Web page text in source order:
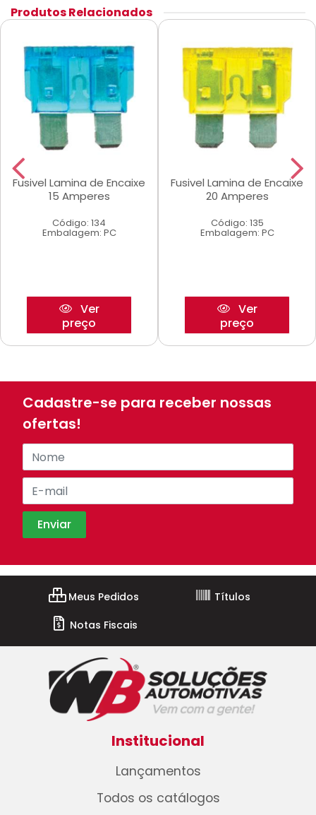
Produtos Relacionados
Fusivel Lamina de Encaixe
15 Amperes
Código: 134
Embalagem: PC
Ver
preço
Fusivel Lamina de Encaixe
20 Amperes
Código: 135
Embalagem: PC
Ver
preço
Cadastre-se para receber nossas
ofertas!
Meus Pedidos
Títulos
Notas Fiscais
Institucional
Lançamentos
Todos os catálogos